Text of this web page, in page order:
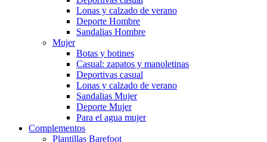
Lonas y calzado de verano
Deporte Hombre
Sandalias Hombre
Mujer
Botas y botines
Casual: zapatos y manoletinas
Deportivas casual
Lonas y calzado de verano
Sandalias Mujer
Deporte Mujer
Para el agua mujer
Complementos
Plantillas Barefoot